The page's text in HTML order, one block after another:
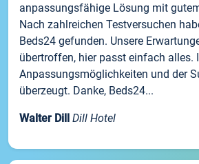
anpassungsfähige Lösung mit
Nach zahlreichen Testversuchen
Beds24 gefunden. Unsere
übertroffen, hier passt einfach alles.
Anpassungsmöglichkeiten und der
überzeugt. Danke, Beds24...
Walter Dill Dill Hotel